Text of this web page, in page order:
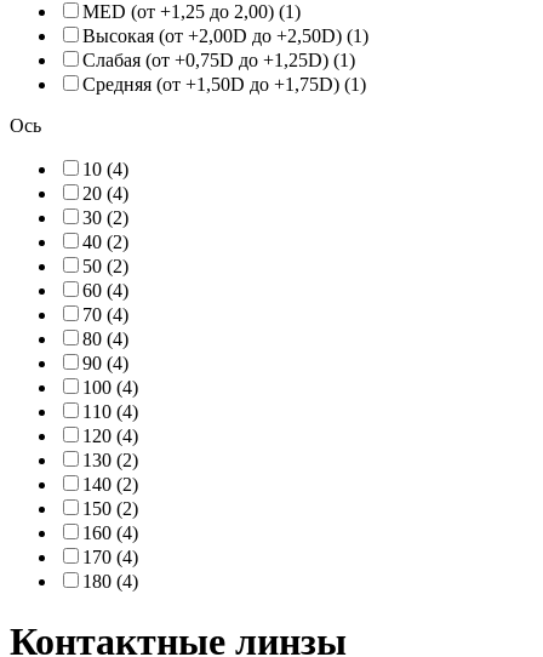
MED (от +1,25 до 2,00) (1)
Высокая (от +2,00D до +2,50D) (1)
Слабая (от +0,75D до +1,25D) (1)
Средняя (от +1,50D до +1,75D) (1)
Ось
10 (4)
20 (4)
30 (2)
40 (2)
50 (2)
60 (4)
70 (4)
80 (4)
90 (4)
100 (4)
110 (4)
120 (4)
130 (2)
140 (2)
150 (2)
160 (4)
170 (4)
180 (4)
Контактные линзы